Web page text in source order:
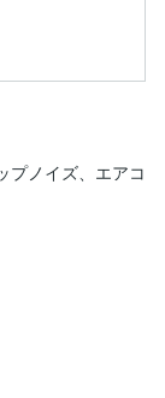
プノイズ、エアコ